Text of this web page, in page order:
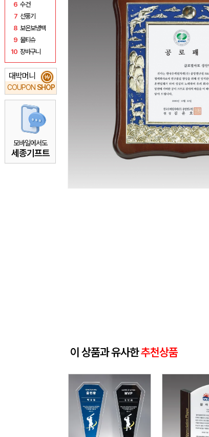
6 수건
7 선풍기
8 보온보냉백
9 물티슈
10 장바구니
대박머니
COUPON SHOP
₩
모바일에서도
세종기프트
이 상품과 유사한추천상품